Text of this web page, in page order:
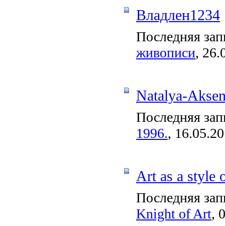
Владлен1234
Последняя
живописи,
Natalya-
Последняя
1996.,
Art as a style
Последняя
Knight of Art,